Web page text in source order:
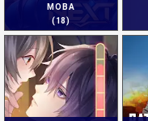
MOBA
(18)